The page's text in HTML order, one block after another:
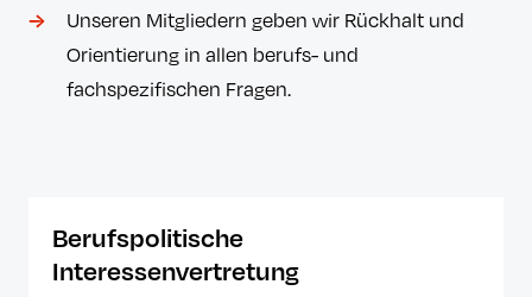
Unseren Mitgliedern geben wir Rückhalt und
Orientierung in allen berufs- und
fachspezifischen Fragen.
Berufspolitische
Interessenvertretung